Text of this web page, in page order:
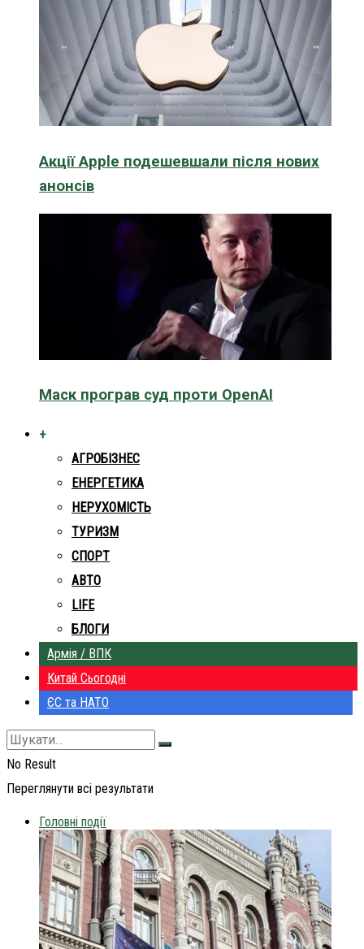
Акції Apple подешевшали після нових
анонсів
Маск програв суд проти OpenAI
+
АГРОБІЗНЕС
ЕНЕРГЕТИКА
НЕРУХОМІСТЬ
ТУРИЗМ
СПОРТ
АВТО
LIFE
БЛОГИ
Армія / ВПК
Китай Сьогодні
ЄС та НАТО
No Result
Переглянути всі результати
Головні події